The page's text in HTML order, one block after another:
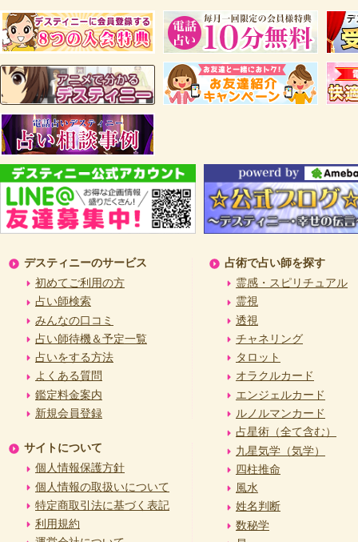
デスティニーのサービス
初めてご利用の方
占い師検索
みんなの口コミ
占い師待機＆予定一覧
占いをする方法
よくある質問
鑑定料金案内
新規会員登録
サイトについて
個人情報保護方針
個人情報の取扱いについて
特定商取引法に基づく表記
利用規約
占術で占い師を探す
霊感・スピリチュアル
霊視
透視
チャネリング
タロット
オラクルカード
エンジェルカード
ルノルマンカード
占星術（全て含む）
九星気学（気学）
四柱推命
風水
姓名判断
数秘学